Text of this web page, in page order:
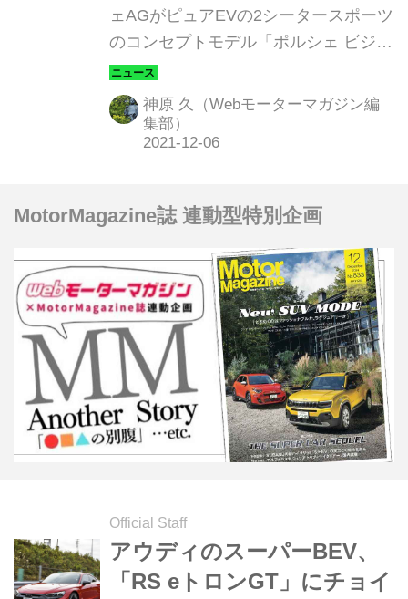
体験できる
ェAGがピュアEVの2シータースポーツ
のコンセプトモデル「ポルシェ ビジョ
ン グランツーリスモ（Porsche Vision
Gran Turismo）」をプロデュースし発
表。グランツーリスモの最新作「Gran
Turismo 7」に登場させる。PS4／
作したバーチャルマシンの圧倒的ポテ
ンシャルを、フルに満喫することがで
きる。
神原 久（Webモーターマガジン編
集部）
MotorMagazine誌 連動型特別企画
Official Staff
アウディのスーパーBEV、
「RS eトロンGT」にチョイ